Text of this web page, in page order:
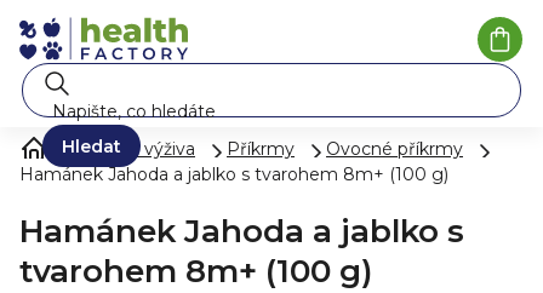
na
obsah
Hledat
Mléko a výživa Příkrmy
Ovocné příkrmy
Hamánek Jahoda a jablko s tvarohem 8m+ (100 g)
Hamánek Jahoda a jablko s
tvarohem 8m+ (100 g)